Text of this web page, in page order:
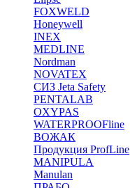
FOXWELD
Honeywell
INEX
MEDLINE
Nordman
NOVATEX
СИЗ Jeta Safety
PENTALAB
OXYPAS
WATERPROOFline
ВОЖАК
Продукция ProfLine
MANIPULA
Manulan